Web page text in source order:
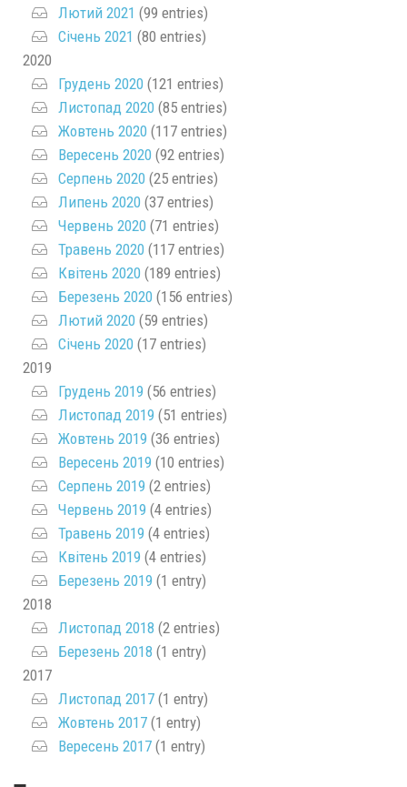
Лютий 2021 (99 entries)
Січень 2021 (80 entries)
2020
Грудень 2020 (121 entries)
Листопад 2020 (85 entries)
Жовтень 2020 (117 entries)
Вересень 2020 (92 entries)
Серпень 2020 (25 entries)
Липень 2020 (37 entries)
Червень 2020 (71 entries)
Травень 2020 (117 entries)
Квітень 2020 (189 entries)
Березень 2020 (156 entries)
Лютий 2020 (59 entries)
Січень 2020 (17 entries)
2019
Грудень 2019 (56 entries)
Листопад 2019 (51 entries)
Жовтень 2019 (36 entries)
Вересень 2019 (10 entries)
Серпень 2019 (2 entries)
Червень 2019 (4 entries)
Травень 2019 (4 entries)
Квітень 2019 (4 entries)
Березень 2019 (1 entry)
2018
Листопад 2018 (2 entries)
Березень 2018 (1 entry)
2017
Листопад 2017 (1 entry)
Жовтень 2017 (1 entry)
Вересень 2017 (1 entry)